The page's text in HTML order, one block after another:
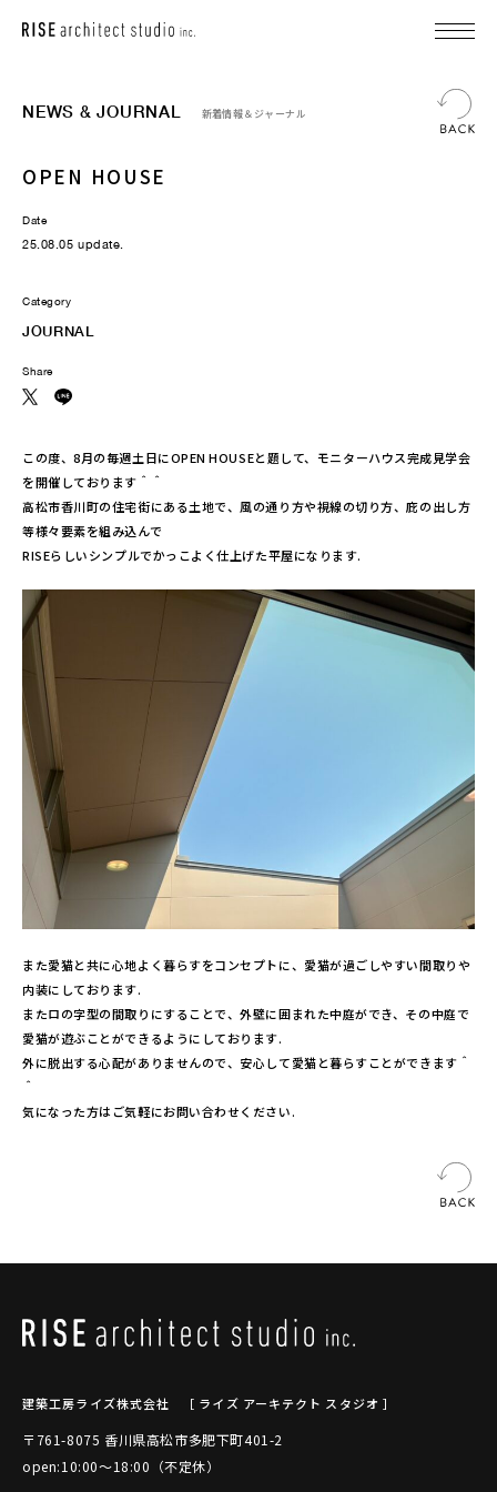
NEWS & JOURNAL 新着情報＆ジャーナル
OPEN HOUSE
Date
25.08.05 update.
Category
JOURNAL
Share
この度、8月の毎週土日にOPEN HOUSEと題して、モニターハウス完成見学会
を開催しております＾＾
高松市香川町の住宅街にある土地で、風の通り方や視線の切り方、庇の出し方
等様々要素を組み込んで
RISEらしいシンプルでかっこよく仕上げた平屋になります.
また愛猫と共に心地よく暮らすをコンセプトに、愛猫が過ごしやすい間取りや
内装にしております.
またロの字型の間取りにすることで、外壁に囲まれた中庭ができ、その中庭で
愛猫が遊ぶことができるようにしております.
外に脱出する心配がありませんので、安心して愛猫と暮らすことができます＾
＾
気になった方はご気軽にお問い合わせください.
建築工房ライズ株式会社 ［ ライズ アーキテクト スタジオ ］
〒761-8075 香川県高松市多肥下町401-2
open:10:00～18:00（不定休）